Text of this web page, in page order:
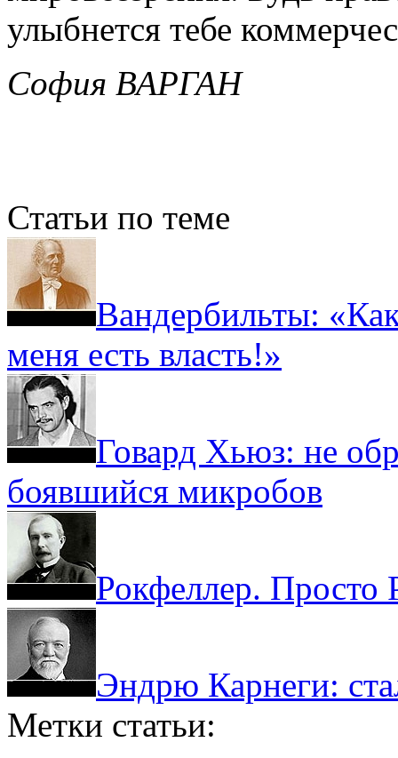
улыбнется тебе
София ВАРГАН
Статьи по теме
Вандербильты:
меня есть власть!»
Говард Хьюз: не
боявшийся микробов
Рокфеллер. Просто
Эндрю Карнеги:
Метки статьи: